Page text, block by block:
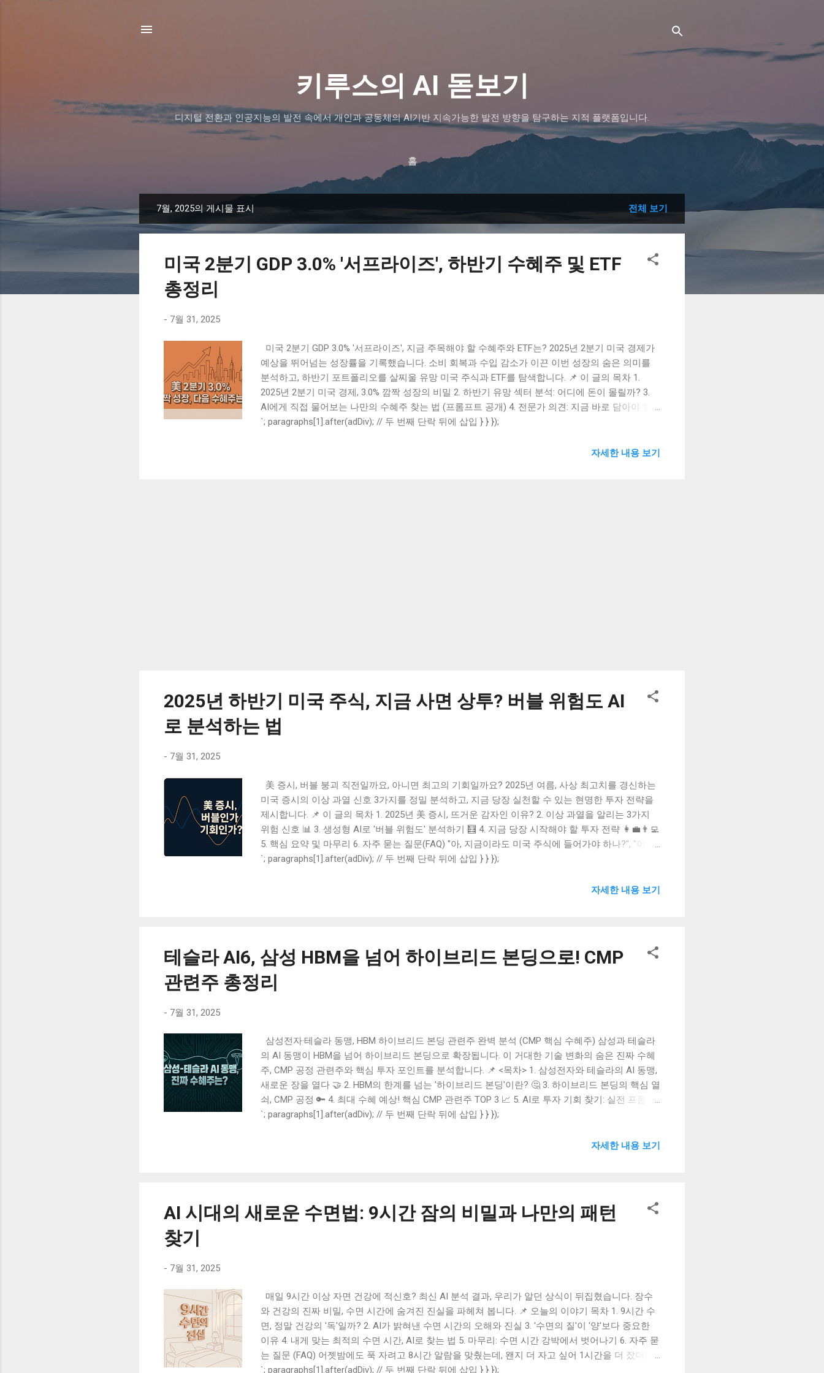
키루스의 AI 돋보기
디지털 전환과 인공지능의 발전 속에서 개인과 공동체의 AI기반 지속가능한 발전 방향을 탐구하는 지적 플랫폼입니다.
홈
7월, 2025의 게시물 표시 전체 보기
미국 2분기 GDP 3.0% '서프라이즈', 하반기 수혜주 및 ETF
총정리
- 7월 31, 2025
미국 2분기 GDP 3.0% '서프라이즈', 지금 주목해야 할 수혜주와 ETF는? 2025년 2분기 미국 경제가
예상을 뛰어넘는 성장률을 기록했습니다. 소비 회복과 수입 감소가 이끈 이번 성장의 숨은 의미를
분석하고, 하반기 포트폴리오를 살찌울 유망 미국 주식과 ETF를 탐색합니다. 📌 이 글의 목차 1.
2025년 2분기 미국 경제, 3.0% 깜짝 성장의 비밀 2. 하반기 유망 섹터 분석: 어디에 돈이 몰릴까? 3.
AI에게 직접 물어보는 나만의 수혜주 찾는 법 (프롬프트 공개) 4. 전문가 의견: 지금 바로 담아야 할
미국 주식 & ETF 5. 마무리: 핵심 요약 및 투자 전략 6. 자주 묻는 질문 (FAQ) 2025년 7월 30일, 예상치
내총생산(GDP) 성장률 속보치가 무려 3.0%를 기록했습니다. 월가의 예상치였던 2.0%를 훌쩍 뛰어넘
`; paragraphs[1].after(adDiv); // 두 번째 단락 뒤에 삽입 } } });
자세한 내용 보기
2025년 하반기 미국 주식, 지금 사면 상투? 버블 위험도 AI
로 분석하는 법
- 7월 31, 2025
美 증시, 버블 붕괴 직전일까요, 아니면 최고의 기회일까요? 2025년 여름, 사상 최고치를 경신하는
미국 증시의 이상 과열 신호 3가지를 정밀 분석하고, 지금 당장 실천할 수 있는 현명한 투자 전략을
제시합니다. 📌 이 글의 목차 1. 2025년 美 증시, 뜨거운 감자인 이유? 2. 이상 과열을 알리는 3가지
위험 신호 📊 3. 생성형 AI로 '버블 위험도' 분석하기 🧮 4. 지금 당장 시작해야 할 투자 전략 👩‍💼👨‍💻
5. 핵심 요약 및 마무리 6. 자주 묻는 질문(FAQ) "아, 지금이라도 미국 주식에 들어가야 하나?", "이러
다 갑자기 폭락하는 거 아니야?" 2025년 7월, 연일 사상 최고치를 경신하는 미국 증시를 보며 이런
올라서 무섭다는 이야기가 동시에 들려오는데요. 이런 혼란스러운 상황이야말로 냉철한 분석과 전
적인 투자 용어가 궁금하시다면 이전 포스팅을, 미국 경제의 큰 그림이 궁금하시다면 미국 연방준비
제도(Fed) 홈페이지를 참고하시는 것도 좋은 방법입니다! 1. 2025년 美 증시, 뜨거운 감자인 이유?
🤔 2025년 현재, 미국 증시는 그야말로 '뜨거운 감자'입니다. 인공지능(AI) 기술 혁명이 산업 전반의
생산성을 끌어올릴 것이라는 기대감은 NVI...
`; paragraphs[1].after(adDiv); // 두 번째 단락 뒤에 삽입 } } });
자세한 내용 보기
테슬라 AI6, 삼성 HBM을 넘어 하이브리드 본딩으로! CMP
관련주 총정리
- 7월 31, 2025
삼성전자·테슬라 동맹, HBM 하이브리드 본딩 관련주 완벽 분석 (CMP 핵심 수혜주) 삼성과 테슬라
의 AI 동맹이 HBM을 넘어 하이브리드 본딩으로 확장됩니다. 이 거대한 기술 변화의 숨은 진짜 수혜
주, CMP 공정 관련주와 핵심 투자 포인트를 분석합니다. 📌 <목차> 1. 삼성전자와 테슬라의 AI 동맹,
새로운 장을 열다 🤝 2. HBM의 한계를 넘는 '하이브리드 본딩'이란? 🤔 3. 하이브리드 본딩의 핵심 열
쇠, CMP 공정 🔑 4. 최대 수혜 예상! 핵심 CMP 관련주 TOP 3 📈 5. AI로 투자 기회 찾기: 실전 프롬프
트 예시 🤖 6. 마무리: 핵심 요약 및 투자 전략 📝 7. 자주 묻는 질문 ❓ 매일 아침 테슬라 주가와 삼성
대 AI 칩 'AI6'를 수주했다는 소식을 넘어, '하이브리드 본딩' 기술까지 협력한다는 엄청난 소식이 들
럼 시작해볼까요? 1. 삼성전자와 테슬라의 AI 동맹, 새로운 장을 열다 🤝 지금까지 시장은 삼성전자
가 테슬라의 'HBM'을 공급하는지에만 주목했습니다. 하지만 이번 소식의 핵심은 다릅니다. 바로 '하
`; paragraphs[1].after(adDiv); // 두 번째 단락 뒤에 삽입 } } });
자세한 내용 보기
AI 시대의 새로운 수면법: 9시간 잠의 비밀과 나만의 패턴
찾기
- 7월 31, 2025
매일 9시간 이상 자면 건강에 적신호? 최신 AI 분석 결과, 우리가 알던 상식이 뒤집혔습니다. 장수
와 건강의 진짜 비밀, 수면 시간에 숨겨진 진실을 파헤쳐 봅니다. 📌 오늘의 이야기 목차 1. 9시간 수
면, 정말 건강의 '독'일까? 2. AI가 밝혀낸 수면 시간의 오해와 진실 3. '수면의 질'이 '양'보다 중요한
이유 4. 내게 맞는 최적의 수면 시간, AI로 찾는 법 5. 마무리: 수면 시간 강박에서 벗어나기 6. 자주 묻
는 질문 (FAQ) 어젯밤에도 푹 자려고 8시간 알람을 맞췄는데, 왠지 더 자고 싶어 1시간을 더 잤더니
오히려 몸이 찌뿌둥하신가요? '9시간 이상 자면 건강에 안 좋다'는 말을 들어서 왠지 찝찝한 기분이
`; paragraphs[1].after(adDiv); // 두 번째 단락 뒤에 삽입 } } });